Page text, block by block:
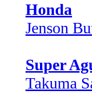
Honda
Jenson
Super
Takuma